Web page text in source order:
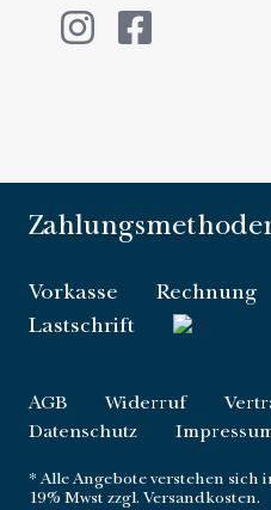
Vorkasse Rechnung
Lastschrift
* Alle Angebote verstehen sich
19% Mwst zzgl. Versandkosten.
AGB Widerruf
Datenschutz